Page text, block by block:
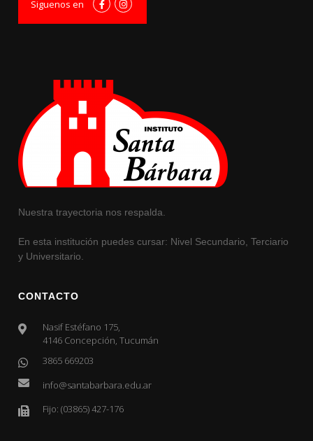
Siguenos en
Nuestra trayectoria nos respalda.
En esta institución puedes cursar: Nivel Secundario, Terciario
y Universitario.
CONTACTO
Nasif Estéfano 175,
4146 Concepción, Tucumán
3865 669203
info@santabarbara.edu.ar
Fijo: (03865) 427-176